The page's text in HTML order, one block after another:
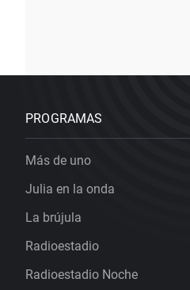
PROGRAMAS
Más de uno
Julia en la onda
La brújula
Radioestadio
Radioestadio Noche